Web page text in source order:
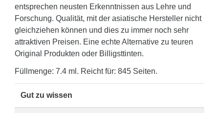
entsprechen neusten Erkenntnissen aus Lehre und
Forschung. Qualität, mit der asiatische Hersteller nicht
gleichziehen können und dies zu immer noch sehr
attraktiven Preisen. Eine echte Alternative zu teuren
Original Produkten oder Billigsttinten.
Füllmenge: 7.4 ml. Reicht für: 845 Seiten.
Gut zu wissen